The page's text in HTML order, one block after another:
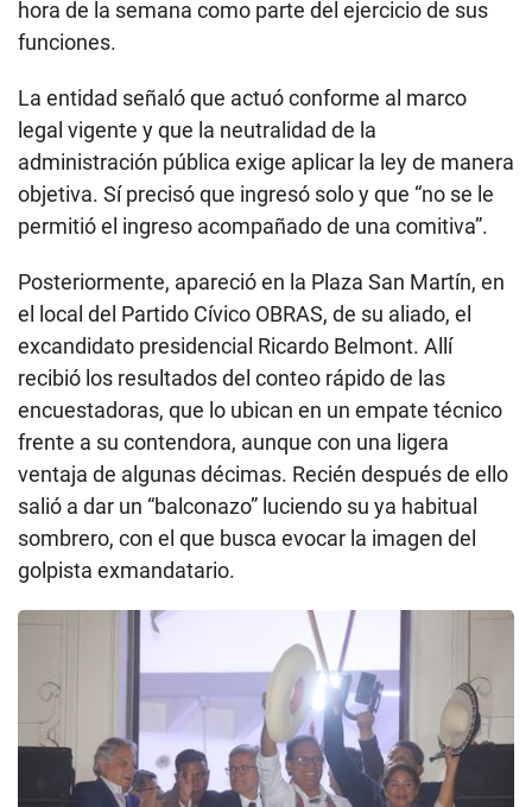
hora de la semana como parte del ejercicio de sus
funciones.
La entidad señaló que actuó conforme al marco
legal vigente y que la neutralidad de la
administración pública exige aplicar la ley de manera
objetiva. Sí precisó que ingresó solo y que “no se le
permitió el ingreso acompañado de una comitiva”.
Posteriormente, apareció en la Plaza San Martín, en
el local del Partido Cívico OBRAS, de su aliado, el
excandidato presidencial Ricardo Belmont. Allí
recibió los resultados del conteo rápido de las
encuestadoras, que lo ubican en un empate técnico
frente a su contendora, aunque con una ligera
ventaja de algunas décimas. Recién después de ello
salió a dar un “balconazo” luciendo su ya habitual
sombrero, con el que busca evocar la imagen del
golpista exmandatario.